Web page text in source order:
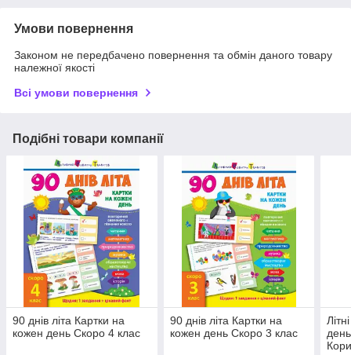
Умови повернення
Законом не передбачено повернення та обмін даного товару
належної якості
Всі умови повернення
Подібні товари компанії
90 днів літа Картки на
кожен день Скоро 4 клас
90 днів літа Картки на
кожен день Скоро 3 клас